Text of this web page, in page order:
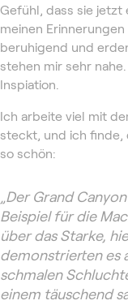
Gefühl, dass sie jetzt
meinen
beruhigend und
stehen mir sehr
Inspiation.
Ich arbeite viel mit
steckt, und ich finde,
so schön:
„Der Grand
Beispiel für die
über das Starke,
demonstrierten es
schmalen
einem täuschend